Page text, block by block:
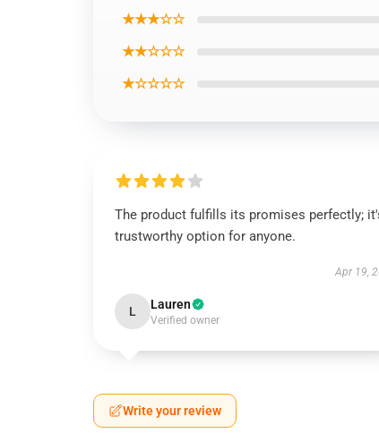
★★★☆☆
★★☆☆☆
★☆☆☆☆
The product fulfills its promises perfectly;
trustworthy option for anyone.
Apr 19,
L Lauren
Verified owner
Write your review